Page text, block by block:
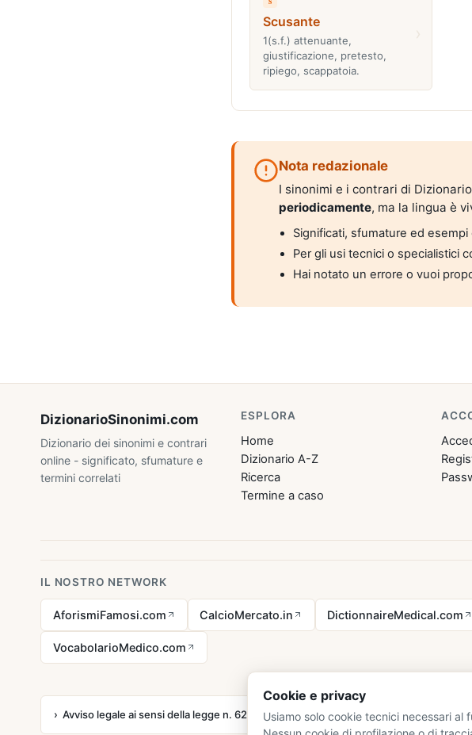
Scusante
1(s.f.) attenuante,
giustificazione, pretesto,
ripiego, scappatoia.
Nota redazionale
I sinonimi e i contrari di
periodicamente, ma la lingua è
Significati, sfumature ed
Per gli usi tecnici o specialistici
Hai notato un errore o vuoi
DizionarioSinonimi.com
Dizionario dei sinonimi e contrari
online - significato, sfumature e
termini correlati
ESPLORA
Home
Dizionario A-Z
Ricerca
Termine a caso
IL NOSTRO NETWORK
AforismiFamosi.com CalcioMercato.in DictionnaireMedical.com
VocabolarioMedico.com
Avviso legale ai sensi della legge n. 62 del 07.03.2001
Cookie e privacy
Usiamo solo cookie tecnici necessari al